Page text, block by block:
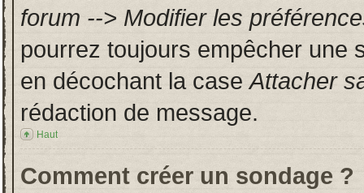
forum --> Modifier les
pourrez toujours empêcher une
en décochant la caseAttacher
rédaction de message.
Haut
Comment créer un sondage ?